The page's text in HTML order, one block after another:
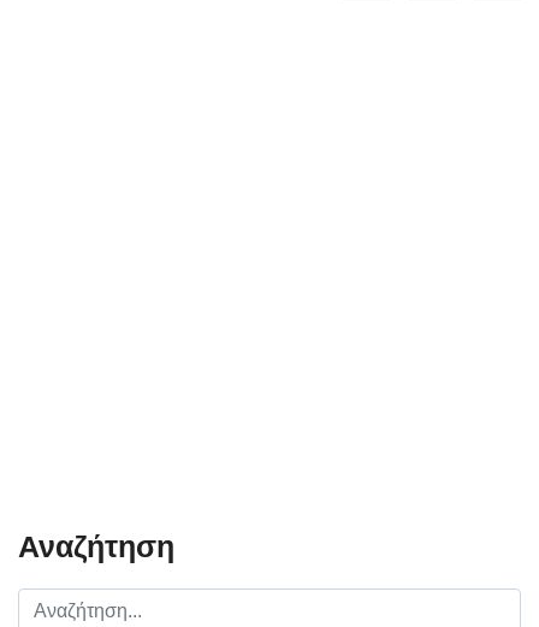
Αναζήτηση